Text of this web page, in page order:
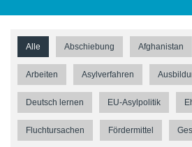
Alle Abschiebung Afghanistan
Arbeiten Asylverfahren
Deutsch lernen EU-Asylpolitik
Fluchtursachen Fördermittel